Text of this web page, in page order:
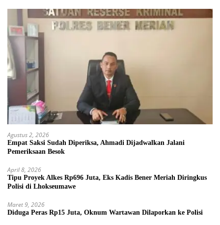
Agustus 2, 2026
Empat Saksi Sudah Diperiksa, Ahmadi Dijadwalkan Jalani
Pemeriksaan Besok
April 8, 2026
Tipu Proyek Alkes Rp696 Juta, Eks Kadis Bener Meriah Diringkus
Polisi di Lhokseumawe
Maret 9, 2026
Diduga Peras Rp15 Juta, Oknum Wartawan Dilaporkan ke Polisi